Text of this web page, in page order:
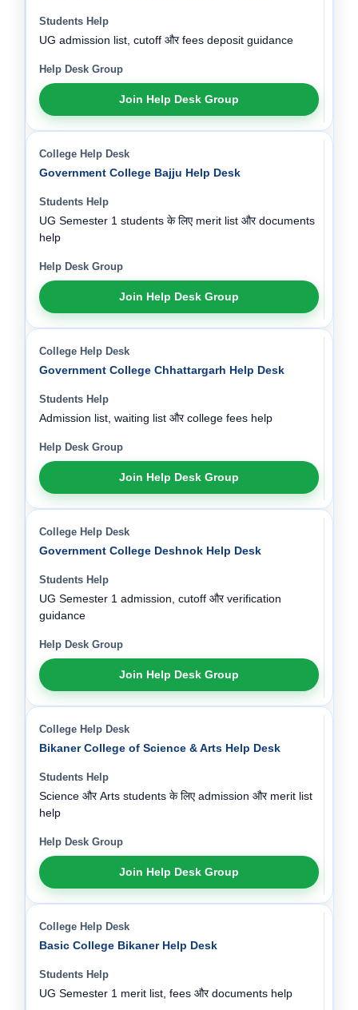
UG admission list, cutoff और fees deposit guidance
Join Help Desk Group
Government College Bajju Help Desk
UG Semester 1 students के लिए merit list और documents
help
Join Help Desk Group
Government College Chhattargarh Help Desk
Admission list, waiting list और college fees help
Join Help Desk Group
Government College Deshnok Help Desk
UG Semester 1 admission, cutoff और verification
guidance
Join Help Desk Group
Bikaner College of Science & Arts Help Desk
Science और Arts students के लिए admission और merit list
help
Join Help Desk Group
Basic College Bikaner Help Desk
UG Semester 1 merit list, fees और documents help